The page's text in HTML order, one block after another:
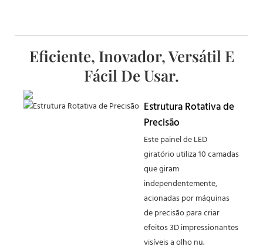
Eficiente, Inovador, Versátil E
Fácil De Usar.
Estrutura Rotativa de
Precisão
Este painel de LED
giratório utiliza 10 camadas
que giram
independentemente,
acionadas por máquinas
de precisão para criar
efeitos 3D impressionantes
visíveis a olho nu.